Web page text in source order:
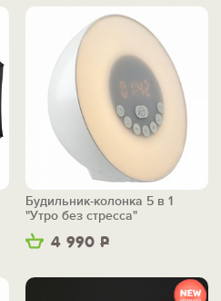
4 990 Р
Будильник-колонка 5 в 1
"Утро без стресса"